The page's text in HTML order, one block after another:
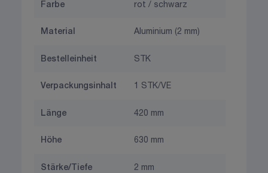
Farbe rot / schwarz
Material Aluminium (2 mm)
Bestelleinheit STK
Verpackungsinhalt 1 STK/VE
Länge 420 mm
Höhe 630 mm
Stärke/Tiefe 2 mm